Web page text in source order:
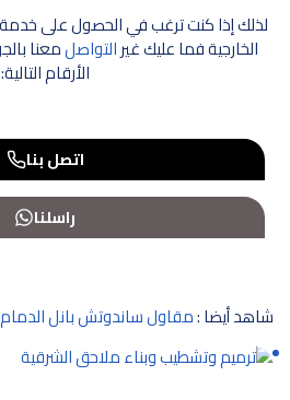
لذلك إذا كنت ترغب في الحصول على خدمة
الخارجية فما عليك غيرالتواصلمعنا
الأرقام التالية:
اتصل بنا
راسلنا
شاهد أيضا :مقاول ساندوتش بانل الدمام